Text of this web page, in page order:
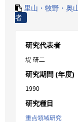
里山・牧野・奥
者
研究代表者
堤 研二
研究期間 (年度)
1990
研究種目
重点領域研究